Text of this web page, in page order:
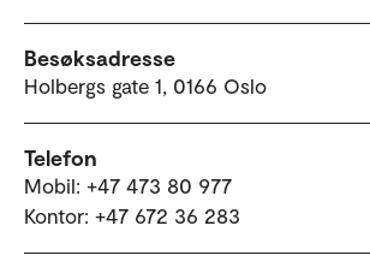
Besøksadresse
Holbergs gate 1, 0166 Oslo
Telefon
Mobil: +47 473 80 977
Kontor: +47 672 36 283